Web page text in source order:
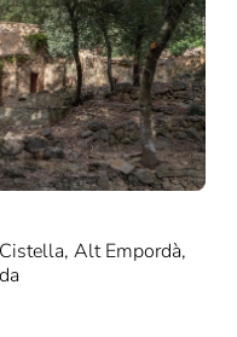
Alt Empordà,